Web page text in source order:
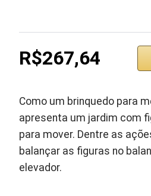
R$267,64
Como um brinquedo para
apresenta um jardim com
para mover. Dentre as
balançar as figuras no
elevador.